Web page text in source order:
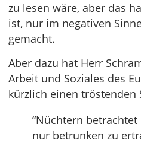
zu lesen wäre, aber das
ist, nur im negativen
gemacht.
Aber dazu hat Herr
Arbeit und Soziales des
kürzlich einen tröstenden
“Nüchtern
nur betrunken zu